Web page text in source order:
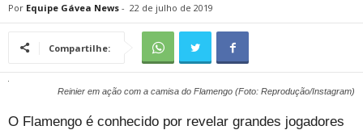
Por Equipe Gávea News - 22 de julho de 2019
Compartilhe:
Reinier em ação com a camisa do Flamengo (Foto: Reprodução/Instagram)
O Flamengo é conhecido por revelar grandes jogadores